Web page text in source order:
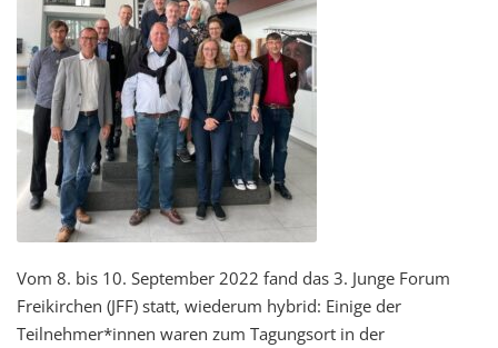
Vom 8. bis 10. September 2022 fand das 3. Junge Forum
Freikirchen (JFF) statt, wiederum hybrid: Einige der
Teilnehmer*innen waren zum Tagungsort in der